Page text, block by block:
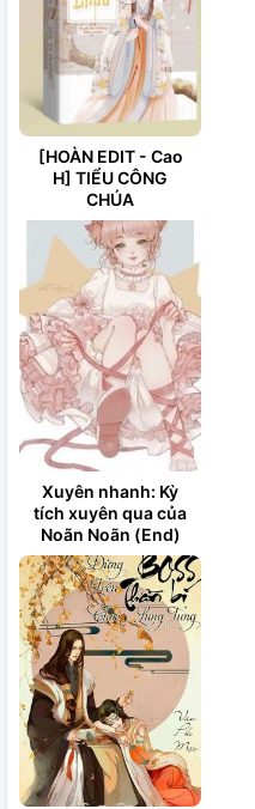
[HOÀN EDIT - Cao
H] TIỂU CÔNG
CHÚA
Xuyên nhanh: Kỳ
tích xuyên qua của
Noãn Noãn (End)